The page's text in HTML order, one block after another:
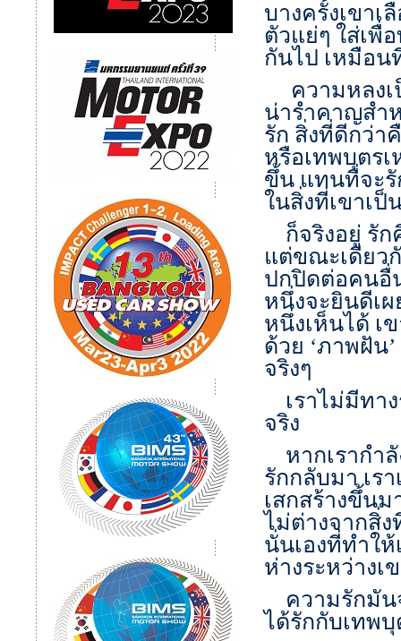
บางครั้งเขา
ตัวแย่ๆ ใส่เพื่
กันไป เหมือ
ความหลงเป็
น่ารำคาญสำ
รัก สิ่งที่ดีกว่า
หรือเทพบุตร
ขึ้น แทนที่จะรั
ในสิ่งที่เขาเ
ก็จริงอยู่ รัก
แต่ขณะเดียว
ปกปิดต่อคนอื่
หนึ่งจะยินดีเ
หนึ่งเห็นได้ เ
ด้วย ‘ภาพฝัน
จริงๆ
เราไม่มีทาง
จริง
หากเรากำลั
รักกลับมา เร
เสกสร้างขึ้น
ไม่ต่างจากสิ่
นั่นเองที่ทำให้
ห่างระหว่างเ
ความรักมัน
ได้รักกับเทพ